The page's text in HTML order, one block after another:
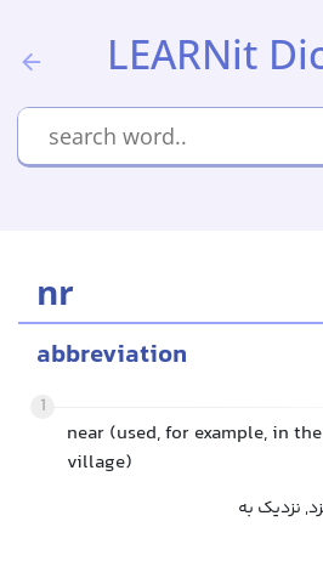
LEARNit
nr
abbreviation
1
near (used, for example, in
village)
نزدیک به